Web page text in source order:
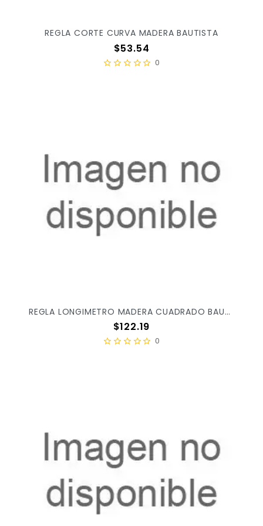
REGLA CORTE CURVA MADERA BAUTISTA
Precio
$53.54
0
REGLA LONGIMETRO MADERA CUADRADO BAUTISTA 100CM
Precio
$122.19
0